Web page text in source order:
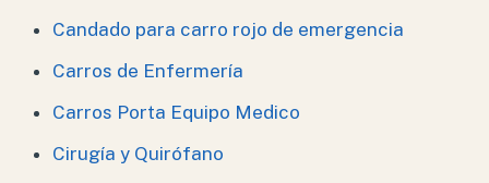
Candado para carro rojo de emergencia
Carros de Enfermería
Carros Porta Equipo Medico
Cirugía y Quirófano